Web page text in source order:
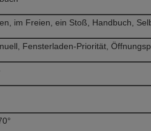
im Freien, ein Stoß, Handbuch,
Fensterladen-Priorität,